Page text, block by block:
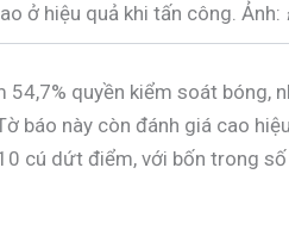
ở hiệu quả khi tấn công. Ảnh:
54,7% quyền kiểm soát
báo này còn đánh giá cao
cú dứt điểm, với bốn trong